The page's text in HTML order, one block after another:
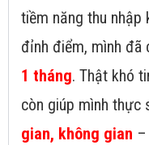
tiềm năng thu nhập
đỉnh điểm, mình đã
1 tháng. Thật khó
còn giúp mình thực
gian, không gian